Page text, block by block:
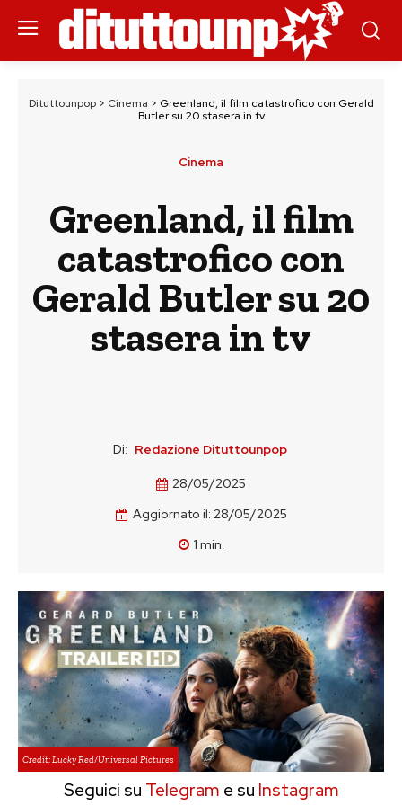
Dituttounpop> Cinema > Greenland, il film catastrofico con Gerald
Butler su 20 stasera in tv
Cinema
Greenland, il film
catastrofico con
Gerald Butler su 20
stasera in tv
Di: Redazione Dituttounpop
28/05/2025
Aggiornato il: 28/05/2025
1 min.
Credit: Lucky Red/Universal Pictures
Seguici su Telegram e su Instagram